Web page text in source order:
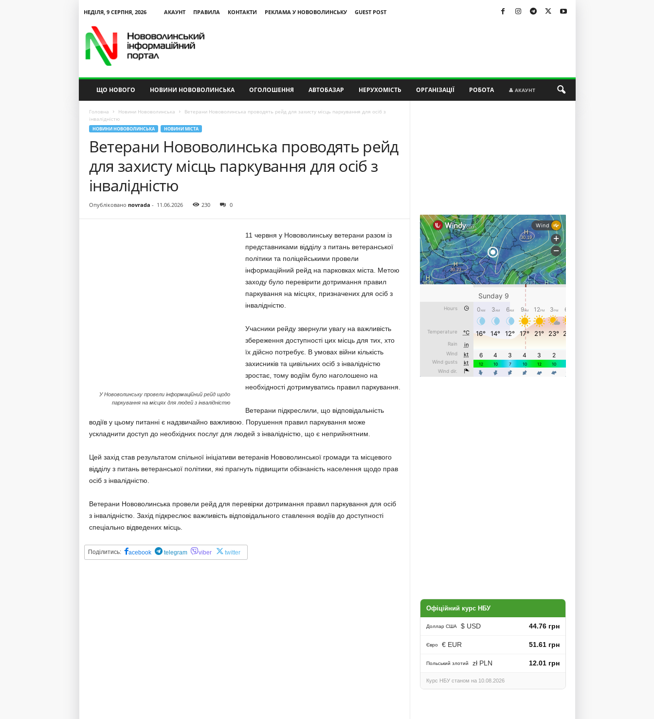
НЕДІЛЯ, 9 СЕРПНЯ, 2026 АКАУНТ ПРАВИЛА КОНТАКТИ РЕКЛАМА У НОВОВОЛИНСЬКУ
GUEST POST
ЩО НОВОГО НОВИНИ НОВОВОЛИНСЬКА ОГОЛОШЕННЯ АВТОБАЗАР НЕРУХОМІСТЬ ОРГАНІЗАЦІЇ РОБОТА 👤 АКАУНТ
Головна Новини Нововолинська
Ветерани Нововолинська проводять рейд для захисту місць паркування для осіб з
інвалідністю
НОВИНИ НОВОВОЛИНСЬКА НОВИНИ МІСТА
Ветерани Нововолинська проводять рейд
для захисту місць паркування для осіб з
інвалідністю
Опубліковано novrada - 11.06.2026 230 0
У Нововолинську провели інформаційний рейд щодо
паркування на місцях для людей з інвалідністю
11 червня у Нововолинську ветерани разом із
представниками відділу з питань ветеранської
політики та поліцейськими провели
інформаційний рейд на парковках міста. Метою
заходу було перевірити дотримання правил
паркування на місцях, призначених для осіб з
інвалідністю.
Учасники рейду звернули увагу на важливість
збереження доступності цих місць для тих, хто
їх дійсно потребує. В умовах війни кількість
захисників та цивільних осіб з інвалідністю
зростає, тому водіїм було наголошено на
необхідності дотримуватись правил паркування.
Ветерани підкреслили, що відповідальність
водіїв у цьому питанні є надзвичайно важливою. Порушення правил паркування може
ускладнити доступ до необхідних послуг для людей з інвалідністю, що є неприйнятним.
Цей захід став результатом спільної ініціативи ветеранів Нововолинської громади та місцевого
відділу з питань ветеранської політики, які прагнуть підвищити обізнаність населення щодо прав
осіб з інвалідністю.
Ветерани Нововолинська провели рейд для перевірки дотримання правил паркування для осіб
з інвалідністю. Захід підкреслює важливість відповідального ставлення водіїв до доступності
спеціально відведених місць.
Поділитись: acebook telegram viber twitter
Офіційний курс НБУ
Доллар США $ USD 44.76 грн
Євро € EUR 51.61 грн
Польський злотий zł PLN 12.01 грн
Курс НБУ станом на 10.08.2026